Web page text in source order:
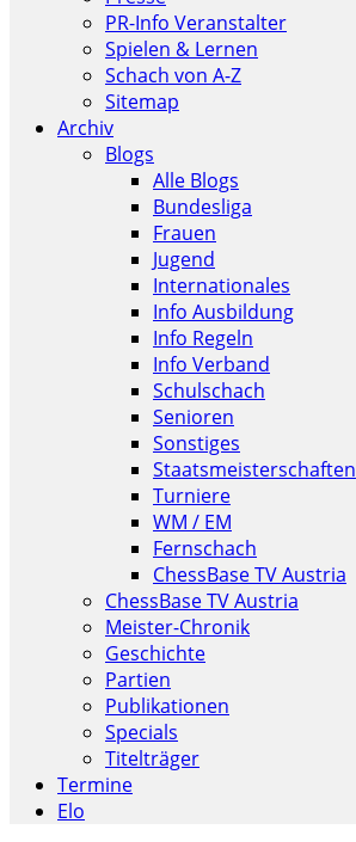
PR-Info Veranstalter
Spielen & Lernen
Schach von A-Z
Sitemap
Archiv
Blogs
Alle Blogs
Bundesliga
Frauen
Jugend
Internationales
Info Ausbildung
Info Regeln
Info Verband
Schulschach
Senioren
Sonstiges
Staatsmeisterschaften
Turniere
WM / EM
Fernschach
ChessBase TV Austria
ChessBase TV Austria
Meister-Chronik
Geschichte
Partien
Publikationen
Specials
Titelträger
Termine
Elo